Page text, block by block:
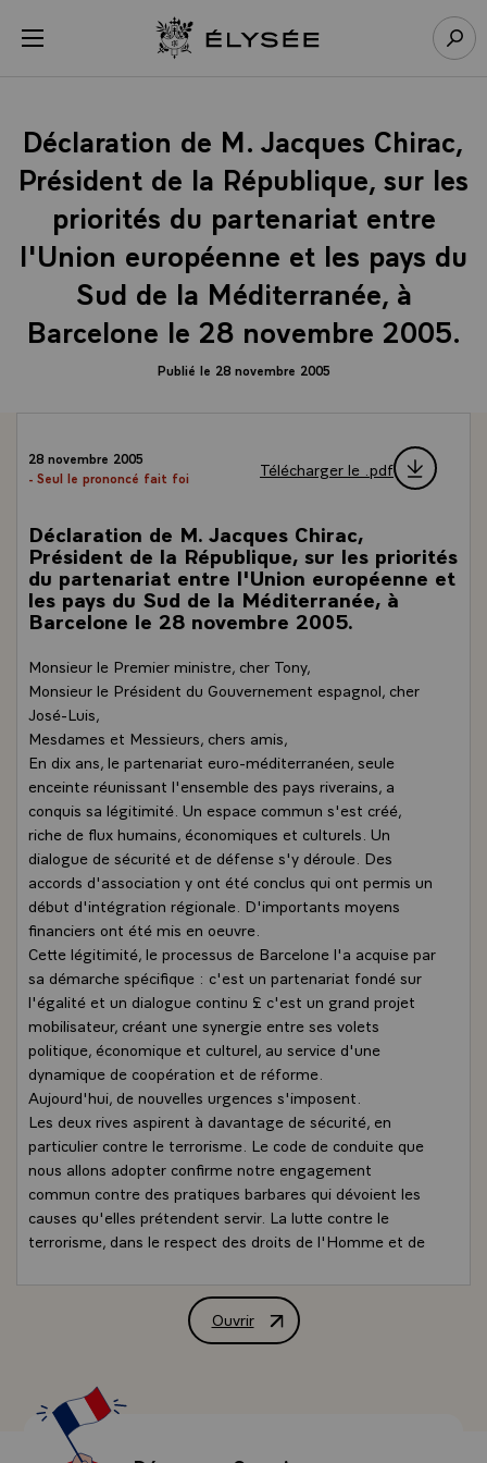
menu Retour à l’accueil Élysée
Déclaration de M. Jacques Chirac,
Président de la République, sur les
priorités du partenariat entre
l'Union européenne et les pays du
Sud de la Méditerranée, à
Barcelone le 28 novembre 2005.
Publié le 28 novembre 2005
28 novembre 2005
- Seul le prononcé fait foi
Télécharger le .pdf
Déclaration de M. Jacques Chirac,
Président de la République, sur les priorités
du partenariat entre l'Union européenne et
les pays du Sud de la Méditerranée, à
Barcelone le 28 novembre 2005.
Monsieur le Premier ministre, cher Tony,
Monsieur le Président du Gouvernement espagnol, cher
José-Luis,
Mesdames et Messieurs, chers amis,
En dix ans, le partenariat euro-méditerranéen, seule
enceinte réunissant l'ensemble des pays riverains, a
conquis sa légitimité. Un espace commun s'est créé,
riche de flux humains, économiques et culturels. Un
dialogue de sécurité et de défense s'y déroule. Des
accords d'association y ont été conclus qui ont permis un
début d'intégration régionale. D'importants moyens
financiers ont été mis en oeuvre.
Cette légitimité, le processus de Barcelone l'a acquise par
sa démarche spécifique : c'est un partenariat fondé sur
l'égalité et un dialogue continu £ c'est un grand projet
mobilisateur, créant une synergie entre ses volets
politique, économique et culturel, au service d'une
dynamique de coopération et de réforme.
Aujourd'hui, de nouvelles urgences s'imposent.
Les deux rives aspirent à davantage de sécurité, en
particulier contre le terrorisme. Le code de conduite que
nous allons adopter confirme notre engagement
commun contre des pratiques barbares qui dévoient les
causes qu'elles prétendent servir. La lutte contre le
terrorisme, dans le respect des droits de l'Homme et de
Les deux rives aspirent à plus de croissance. La zone de
ambitieux mais ne suffira pas. Il faut promouvoir les
investissements, améliorer l'environnement des affaires,
agir pour la formation, encourager les programmes de
recherche, développer les initiatives renforçant la
Ouvrir
Déclaration de M. Jacques Chirac,
Panneau de gestion des cookies